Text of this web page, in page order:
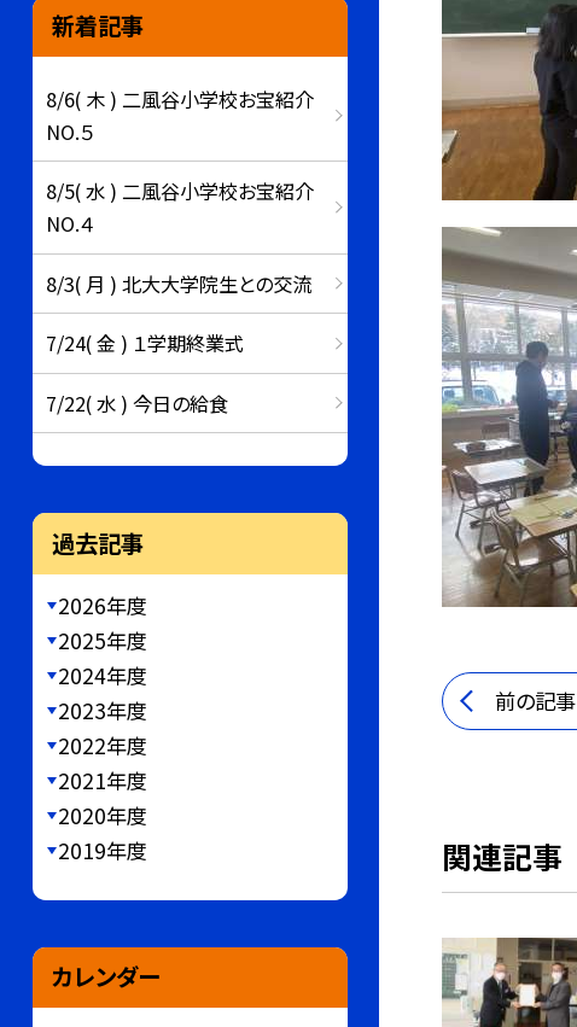
前の記事
関連記事
新着記事
8/6( 木 ) 二風谷小学校お宝紹介
NO.５
8/5( 水 ) 二風谷小学校お宝紹介
NO.４
8/3( 月 ) 北大大学院生との交流
7/24( 金 ) １学期終業式
7/22( 水 ) 今日の給食
過去記事
2026年度
2025年度
2024年度
2023年度
2022年度
2021年度
2020年度
2019年度
カレンダー